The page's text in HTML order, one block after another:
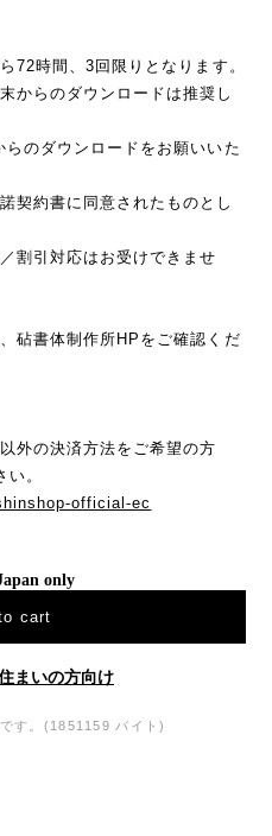
72時間、3回限りとなります。
からのダウンロードは推奨し
のダウンロードをお願いいた
契約書に同意されたものとし
割引対応はお受けできませ
砧書体制作所HPをご確認くだ
外の決済方法をご希望の方
。
official-ec
only
cart
まいの方向け
す。(1851159 バイト)